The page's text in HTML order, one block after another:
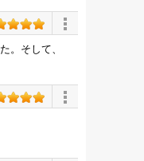
。そして、